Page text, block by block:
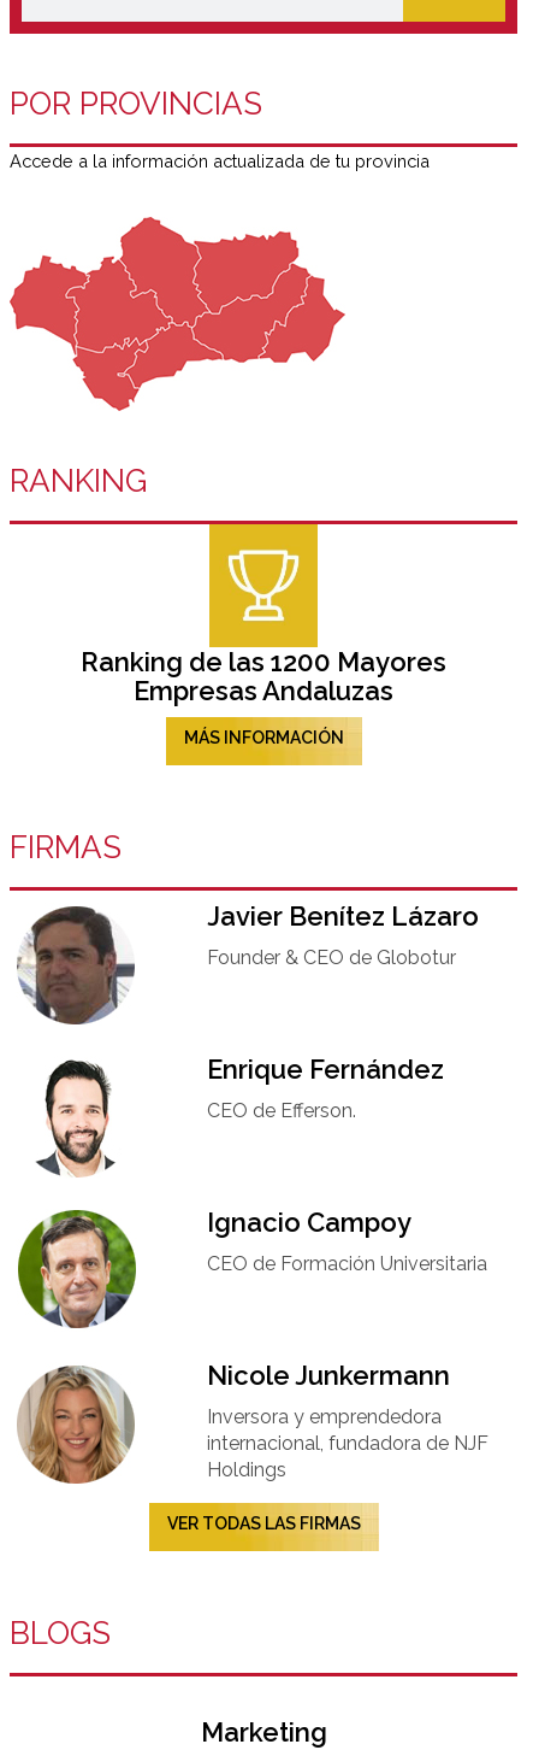
POR PROVINCIAS
Accede a la información actualizada de tu provincia
RANKING
Ranking de las 1200 Mayores
Empresas Andaluzas
MÁS INFORMACIÓN
FIRMAS
Javier Benítez Lázaro
Founder & CEO de Globotur​
Enrique Fernández
CEO de Efferson.
Ignacio Campoy​
CEO de Formación Universitaria​
Nicole Junkermann​
Inversora y emprendedora
internacional, fundadora de NJF
Holdings
VER TODAS LAS FIRMAS
BLOGS
Marketing